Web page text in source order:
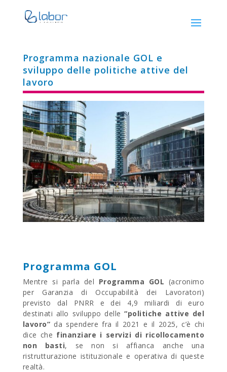
Programma nazionale GOL e
sviluppo delle politiche attive del
lavoro
Programma GOL
Mentre si parla del Programma GOL (acronimo
per Garanzia di Occupabilità dei Lavoratori)
previsto dal PNRR e dei 4,9 miliardi di euro
destinati allo sviluppo delle“politiche attive del
lavoro” da spendere fra il 2021 e il 2025, c’è chi
dice che finanziare i servizi di ricollocamento
non basti, se non si affianca anche una
ristrutturazione istituzionale e operativa di queste
realtà.